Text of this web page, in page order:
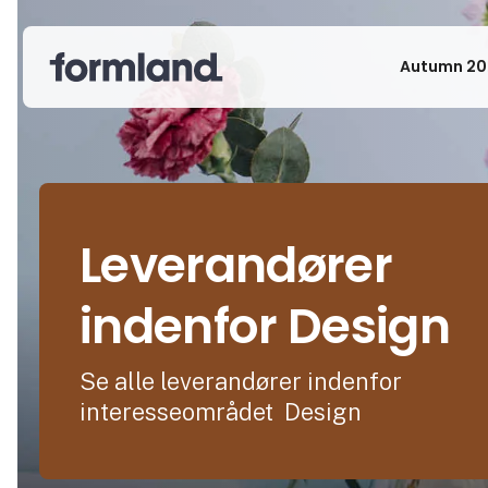
Autumn
Leverandører
indenfor Design
Se alle leverandører indenfor
interesseområdet Design